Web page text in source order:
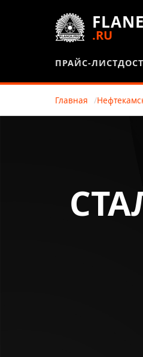
.RU
ПРАЙС-ЛИСТ
Главная